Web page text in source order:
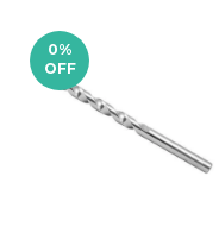
0%
OFF